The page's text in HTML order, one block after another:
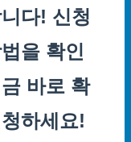
다! 신청
을 확인
바로 확
하세요!